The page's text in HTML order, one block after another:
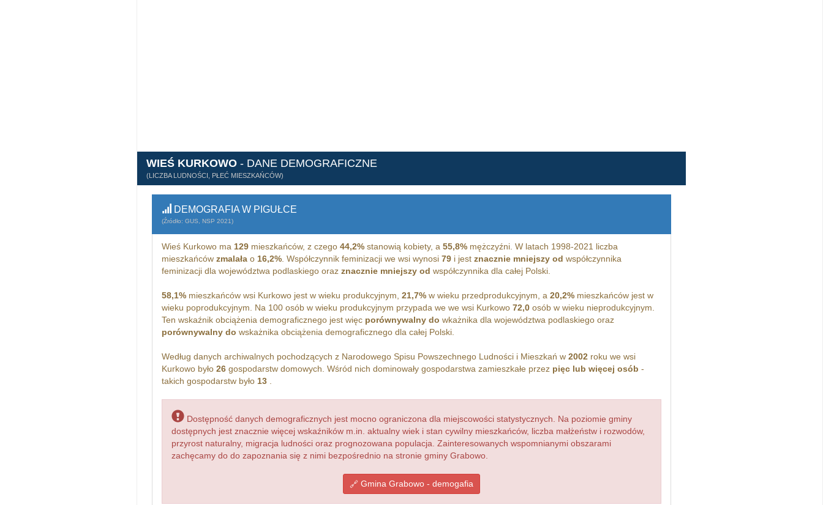
WIEŚ KURKOWO - DANE DEMOGRAFICZNE
(LICZBA LUDNOŚCI, PŁEĆ MIESZKAŃCÓW)
DEMOGRAFIA W PIGUŁCE
(Źródło: GUS, NSP 2021)
Wieś Kurkowo ma 129mieszkańców, z czego 44,2%stanowią kobiety, a 55,8%mężczyźni. W latach 1998-2021 liczba
mieszkańców zmalałao 16,2%. Współczynnik feminizacji we wsi wynosi 79i jest znacznie mniejszy od współczynnika
feminizacji dla województwa podlaskiego oraz znacznie mniejszy od współczynnika dla całej Polski.
58,1%mieszkańców wsi Kurkowo jest w wieku produkcyjnym, 21,7%w wieku przedprodukcyjnym, a 20,2%mieszkańców jest w
wieku poprodukcyjnym. Na 100 osób w wieku produkcyjnym przypada we we wsi Kurkowo 72,0osób w wieku nieprodukcyjnym.
Ten wskaźnik obciążenia demograficznego jest więc porównywalny do wkażnika dla województwa podlaskiego oraz
porównywalny do wskażnika obciążenia demograficznego dla całej Polski.
Według danych archiwalnych pochodzących z Narodowego Spisu Powszechnego Ludności i Mieszkań w 2002roku we wsi
Kurkowo było 26gospodarstw domowych. Wśród nich dominowały gospodarstwa zamieszkałe przez pięc lub więcej osób -
takich gospodarstw było 13.
Dostępność danych demograficznych jest mocno ograniczona dla miejscowości statystycznych. Na poziomie gminy
dostępnych jest znacznie więcej wskaźników m.in. aktualny wiek i stan cywilny mieszkańców, liczba małżeństw i rozwodów,
przyrost naturalny, migracja ludności oraz prognozowana populacja. Zainteresowanych wspomnianymi obszarami
zachęcamy do do zapoznania się z nimi bezpośrednio na stronie gminy Grabowo.
Gmina Grabowo - demogafia